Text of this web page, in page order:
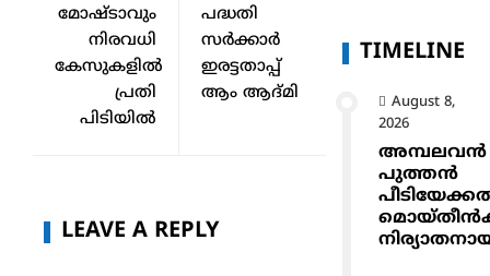
മോഷ്ടാവും
നിരവധി
കേസുകളില്‍
പ്രതി
പിടിയില്‍
പദ്ധതി
സർക്കാർ
ഇരട്ടതാപ്പ്
ആം ആദ്മി
LEAVE A REPLY
TIMELINE
August 8,
2026
അമ്പലവൻ
പുത്തൻ